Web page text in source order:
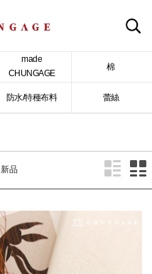
made
CHUNGAGE
棉
防水/特種布料 蕾絲
新品